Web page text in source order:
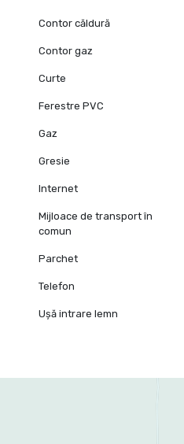
Contor căldură
Contor gaz
Curte
Ferestre PVC
Gaz
Gresie
Internet
Mijloace de transport în
comun
Parchet
Telefon
Ușă intrare lemn